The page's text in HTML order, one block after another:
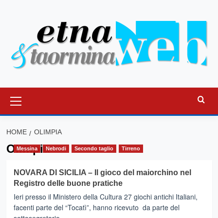
principale
HOME OLIMPIA
Olimpia
Messina Nebrodi Secondo taglio Tirreno
NOVARA DI SICILIA – Il gioco del maiorchino nel
Registro delle buone pratiche
Ieri presso il Ministero della Cultura 27 giochi antichi Italiani,
facenti parte del “Tocatì”, hanno ricevuto da parte del